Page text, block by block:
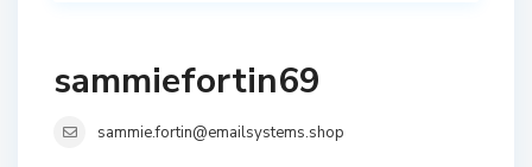
sammiefortin69
sammie.fortin@emailsystems.shop